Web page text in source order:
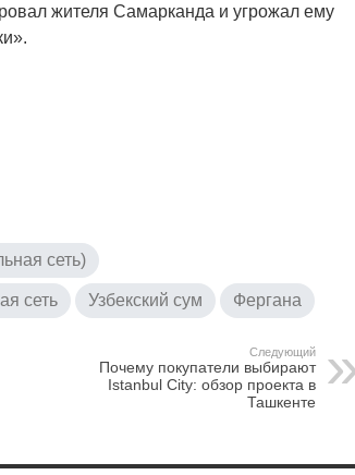
жителя Самарканда и угрожал ему
сеть)
сеть Узбекский сум Фергана
Следующий
Почему покупатели выбирают
Istanbul City: обзор проекта в
Ташкенте